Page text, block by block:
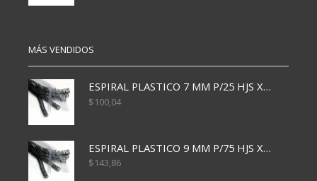
MÁS VENDIDOS
ESPIRAL PLASTICO 7 MM P/25 HJS X50x3000
$100,04
ESPIRAL PLASTICO 9 MM P/75 HJS X50X2400
$143,86